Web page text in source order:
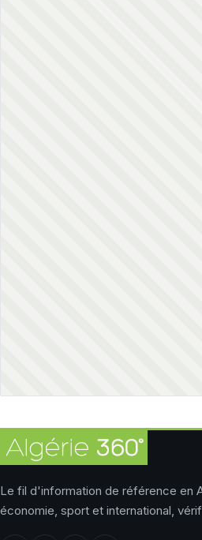
Le fil d'information de référence en
économie, sport et international,